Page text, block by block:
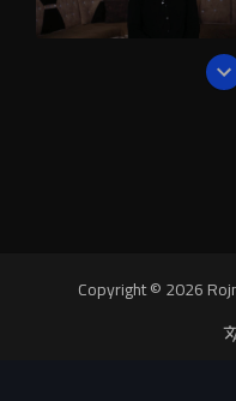
Copyright © 2026